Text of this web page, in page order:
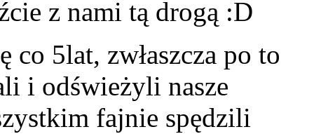
z nami tą drogą :D
co 5lat, zwłaszcza po to
i odświeżyli nasze
fajnie spędzili